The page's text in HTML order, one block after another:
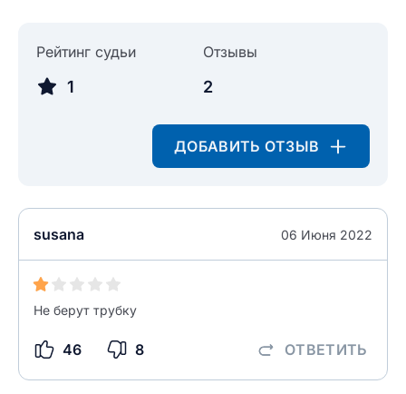
Рейтинг судьи
1
Отзывы
2
ДОБАВИТЬ ОТЗЫВ
susana 06 Июня 2022
Не берут трубку
46 8 ОТВЕТИТЬ